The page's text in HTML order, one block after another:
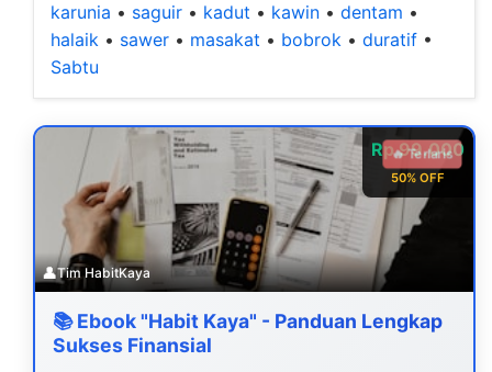
karunia • saguir • kadut • kawin • dentam •
halaik • sawer • masakat • bobrok • duratif •
Sabtu
Rp 99.000
50% OFF
🔥 Terlaris
👤Tim HabitKaya
📚 Ebook "Habit Kaya" - Panduan Lengkap
Sukses Finansial